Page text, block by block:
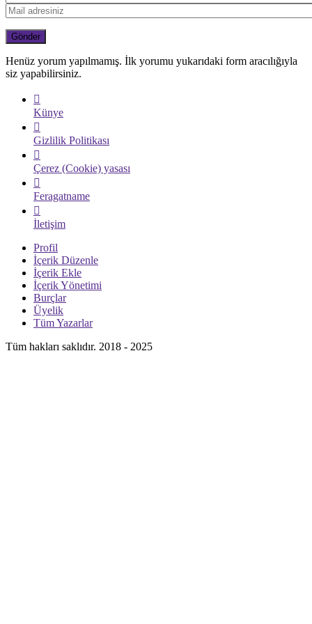
Henüz yorum yapılmamış. İlk yorumu yukarıdaki form aracılığıyla
siz yapabilirsiniz.
Künye
Gizlilik Politikası
Çerez (Cookie) yasası
Feragatname
İletişim
Profil
İçerik Düzenle
İçerik Ekle
İçerik Yönetimi
Burçlar
Üyelik
Tüm Yazarlar
Tüm hakları saklıdır. 2018 - 2025